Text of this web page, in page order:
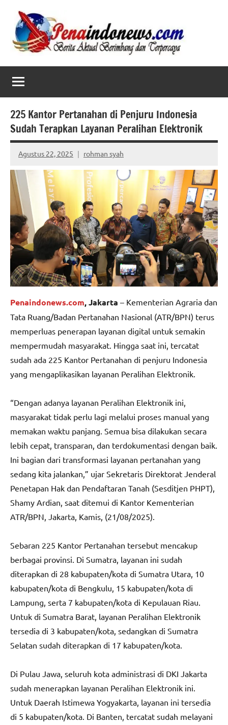
content
225 Kantor Pertanahan di Penjuru Indonesia
Sudah Terapkan Layanan Peralihan Elektronik
Agustus 22, 2025 rohman syah
No
comments
Penaindonews.com, Jakarta – Kementerian Agraria dan
Tata Ruang/Badan Pertanahan Nasional (ATR/BPN) terus
memperluas penerapan layanan digital untuk semakin
mempermudah masyarakat. Hingga saat ini, tercatat
sudah ada 225 Kantor Pertanahan di penjuru Indonesia
yang mengaplikasikan layanan Peralihan Elektronik.
“Dengan adanya layanan Peralihan Elektronik ini,
masyarakat tidak perlu lagi melalui proses manual yang
memakan waktu panjang. Semua bisa dilakukan secara
lebih cepat, transparan, dan terdokumentasi dengan baik.
Ini bagian dari transformasi layanan pertanahan yang
sedang kita jalankan,” ujar Sekretaris Direktorat Jenderal
Penetapan Hak dan Pendaftaran Tanah (Sesditjen PHPT),
Shamy Ardian, saat ditemui di Kantor Kementerian
ATR/BPN, Jakarta, Kamis, (21/08/2025).
Sebaran 225 Kantor Pertanahan tersebut mencakup
berbagai provinsi. Di Sumatra, layanan ini sudah
diterapkan di 28 kabupaten/kota di Sumatra Utara, 10
kabupaten/kota di Bengkulu, 15 kabupaten/kota di
Lampung, serta 7 kabupaten/kota di Kepulauan Riau.
Untuk di Sumatra Barat, layanan Peralihan Elektronik
tersedia di 3 kabupaten/kota, sedangkan di Sumatra
Selatan sudah diterapkan di 17 kabupaten/kota.
Di Pulau Jawa, seluruh kota administrasi di DKI Jakarta
sudah menerapkan layanan Peralihan Elektronik ini.
Untuk Daerah Istimewa Yogyakarta, layanan ini tersedia
di 5 kabupaten/kota. Di Banten, tercatat sudah melayani